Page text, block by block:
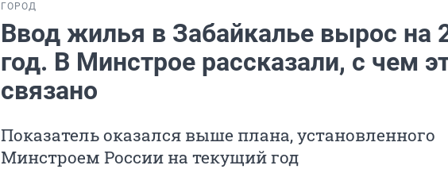
ГОРОД
Ввод жилья в Забайкалье вырос на
год. В Минстрое рассказали, с чем
связано
Показатель оказался выше плана, установленного
Минстроем России на текущий год